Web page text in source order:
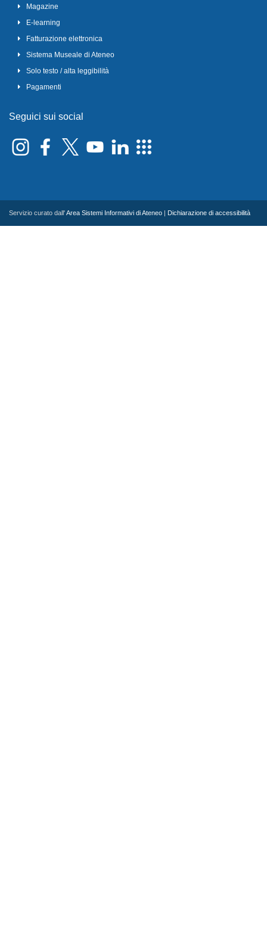
Magazine
E-learning
Fatturazione elettronica
Sistema Museale di Ateneo
Solo testo / alta leggibilità
Pagamenti
Seguici sui social
Servizio curato dall'Area Sistemi Informativi di Ateneo Dichiarazione di accessibilità